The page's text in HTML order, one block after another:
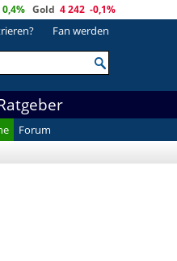
0,4% Gold 4 242 -0,1%
Fan werden
Forum